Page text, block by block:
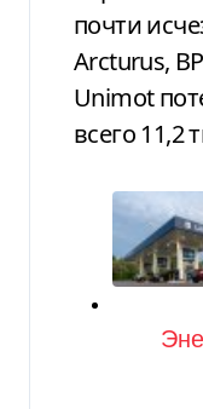
почти
Arcturus,
Unimot
всего 11,2